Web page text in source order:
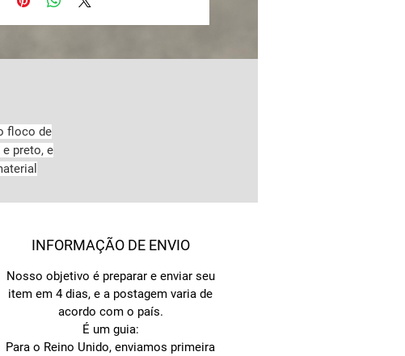
floco de
preto, e
INFORMAÇÃO DE ENVIO
Nosso objetivo é preparar e enviar seu
item em 4 dias, e a postagem varia de
acordo com o país.
É um guia:
Para o Reino Unido, enviamos primeira